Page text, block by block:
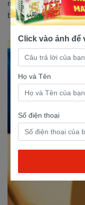
mang tính riêng tư của
bảo mật dưới đây để
Click vào ảnh để
Họ và Tên
Số điện thoại